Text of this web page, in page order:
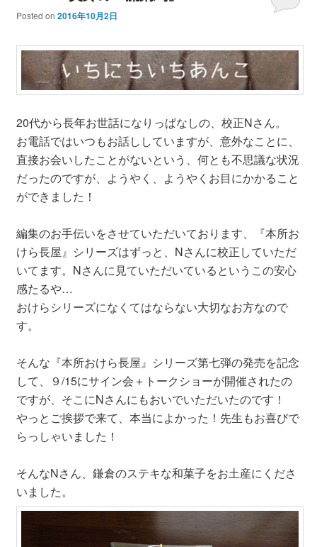
Posted on 2016年10月2日
20代から長年お世話になりっぱなしの、校正Nさん。
お電話ではいつもお話ししていますが、意外なことに、
直接お会いしたことがないという、何とも不思議な状況
だったのですが、ようやく、ようやくお目にかかること
ができました！
編集のお手伝いをさせていただいております、『本所お
けら長屋』シリーズはずっと、Nさんに校正していただ
いてます。Nさんに見ていただいているというこの安心
感たるや…
おけらシリーズになくてはならない大切なお方なので
す。
そんな『本所おけら長屋』シリーズ第七弾の発売を記念
して、９/15にサイン会＋トークショーが開催されたの
ですが、そこにNさんにもおいでいただいたのです！
やっとご挨拶で来て、本当によかった！先生もお喜びで
らっしゃいました！
そんなNさん、鎌倉のステキな和菓子をお土産にくださ
いました。